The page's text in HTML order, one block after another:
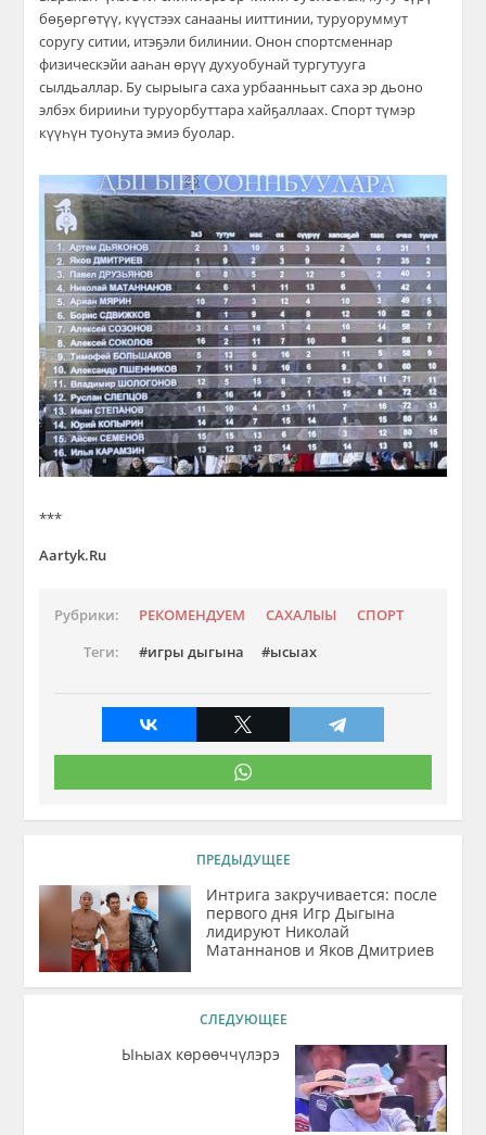
бөҕөргөтүү, күүстээх санааны ииттинии, туруоруммут
соругу ситии, итэҕэли билинии. Онон спортсменнар
физическэйи ааһан өрүү духуобунай тургутууга
сылдьаллар. Бу сырыыга саха урбаанньыт саха эр дьоно
элбэх бирииһи туруорбуттара хайҕаллаах. Спорт түмэр
күүһүн туоһута эмиэ буолар.
***
Aartyk.Ru
Рубрики: РЕКОМЕНДУЕМ САХАЛЫЫ
СПОРТ
Теги:
игры дыгына ысыах
ПРЕДЫДУЩЕЕ
Интрига закручивается: после
первого дня Игр Дыгына
лидируют Николай
Матаннанов и Яков Дмитриев
СЛЕДУЮЩЕЕ
Ыһыах көрөөччүлэрэ